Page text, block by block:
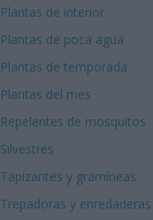
Plantas de interior
Plantas de poca agua
Plantas de temporada
Plantas del mes
Repelentes de mosquitos
Silvestres
Tapizantes y gramíneas
Trepadoras y enredaderas